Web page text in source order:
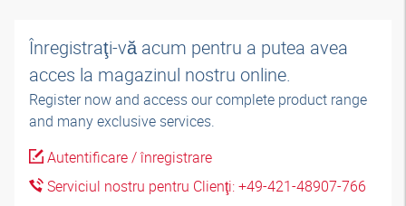
Înregistraţi-vă acum pentru a putea avea
acces la magazinul nostru online.
Register now and access our complete product range
and many exclusive services.
Autentificare / înregistrare
Serviciul nostru pentru Clienţi: +49-421-48907-766